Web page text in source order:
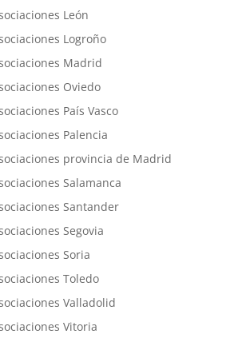
León
Logroño
Madrid
Oviedo
País Vasco
Palencia
provincia de Madrid
Salamanca
Santander
Segovia
Soria
Toledo
Valladolid
Vitoria